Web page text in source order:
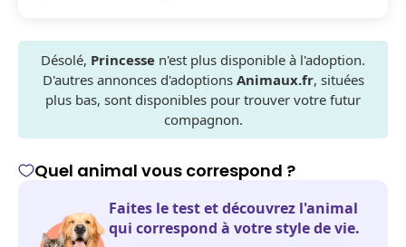
Désolé, Princesse n'est plus disponible à l'adoption.
D'autres annonces d'adoptions Animaux.fr, situées
plus bas, sont disponibles pour trouver votre futur
compagnon.
Quel animal vous correspond ?
Faites le test et découvrez l'animal
qui correspond à votre style de vie.